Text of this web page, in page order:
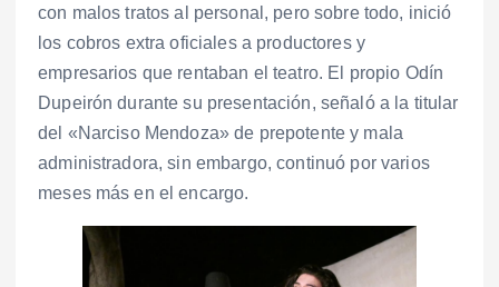
con malos tratos al personal, pero sobre todo, inició
los cobros extra oficiales a productores y
empresarios que rentaban el teatro. El propio Odín
Dupeirón durante su presentación, señaló a la titular
del «Narciso Mendoza» de prepotente y mala
administradora, sin embargo, continuó por varios
meses más en el encargo.